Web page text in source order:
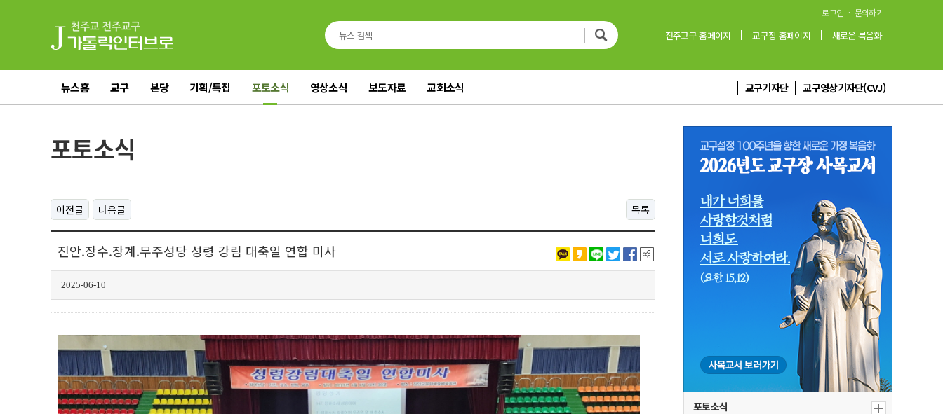
로그인 · 문의하기
전주교구 홈페이지 교구장 홈페이지 새로운 복음화
뉴스홈 교구 본당 기획/특집 포토소식 영상소식 보도자료 교회소식 교구기자단 교구영상기자단(CVJ)
포토소식
이전글 다음글 목록
진안.장수.장계.무주성당 성령 강림 대축일 연합 미사
2025-06-10
포토소식